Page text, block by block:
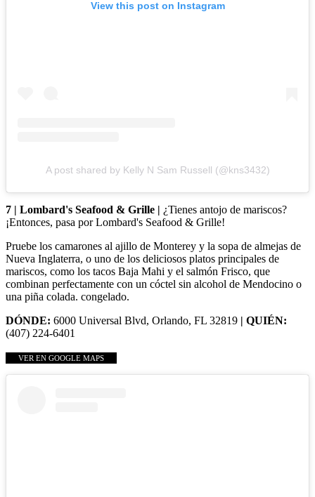
View this post on Instagram
A post shared by Kelly N Sam Russell (@kns3432)
7 | Lombard's Seafood & Grille | ¿Tienes antojo de mariscos?
¡Entonces, pasa por Lombard's Seafood & Grille!
Pruebe los camarones al ajillo de Monterey y la sopa de almejas de
Nueva Inglaterra, o uno de los deliciosos platos principales de
mariscos, como los tacos Baja Mahi y el salmón Frisco, que
combinan perfectamente con un cóctel sin alcohol de Mendocino o
una piña colada. congelado.
DÓNDE: 6000 Universal Blvd, Orlando, FL 32819 | QUIÉN:
(407) 224-6401
VER EN GOOGLE MAPS